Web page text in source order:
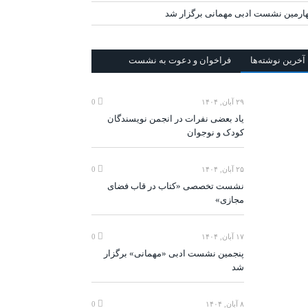
نشست ادبی مهمانی برگزار شد
آخرين‌ نوشته‌ها فراخوان و دعوت به نشست
۲۹ آبان, ۱۴۰۴
یاد بعضی نفرات در انجمن نویسندگان
کودک و نوجوان
۲۵ آبان, ۱۴۰۴
نشست تخصصی «کتاب در قاب فضای
مجازی»
۱۷ آبان, ۱۴۰۴
پنجمین نشست ادبی «مهمانی» برگزار
شد
۸ آبان, ۱۴۰۴